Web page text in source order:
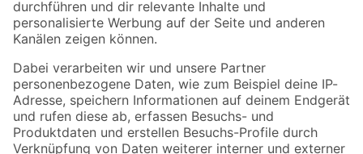
Folge uns
Zahlungsarten Versandarten